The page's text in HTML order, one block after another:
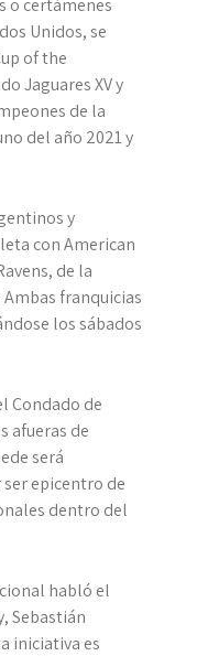
o certámenes
Unidos, se
of the
Jaguares XV y
de la
del año 2021 y
y
con American
de la
Ambas franquicias
los sábados
Condado de
afueras de
será
epicentro de
dentro del
habló el
Sebastián
iniciativa es